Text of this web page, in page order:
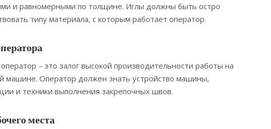
и равномерными по толщине. Иглы должны быть остро
типу материала, с которым работает оператор.
– это залог высокой производительности работы на
машине. Оператор должен знать устройство машины,
и техники выполнения закрепочных швов.
места